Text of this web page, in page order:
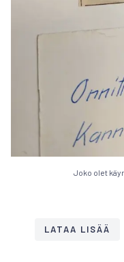
Joko olet
LATAA LISÄÄ